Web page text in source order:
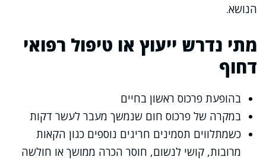
הנושא.
מתי נדרש ייעוץ או טיפול רפואי
דחוף
בהופעת פרכוס ראשון בחיים
במקרה של פרכוס חום שנמשך מעבר לעשר דקות
כשמתלווים תסמינים חריגים נוספים כגון הקאות
מרובות, קושי לנשום, חוסר הכרה ממושך או חולשה